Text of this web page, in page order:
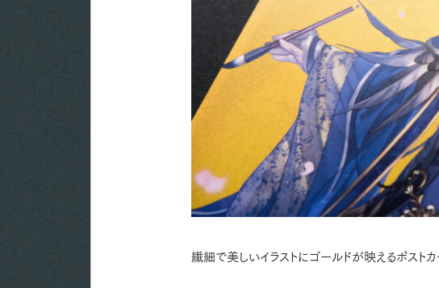
繊細で美しいイラストにゴールドが映えるポストカ